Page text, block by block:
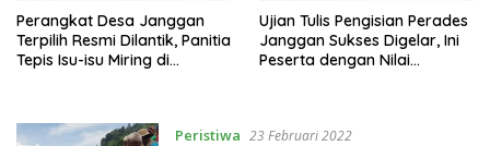
Perangkat Desa Janggan
Terpilih Resmi Dilantik, Panitia
Tepis Isu-isu Miring di
Ujian Tulis Pengisian Perades
Janggan Sukses Digelar, Ini
Peserta dengan Nilai
Peristiwa 23 Februari 2022